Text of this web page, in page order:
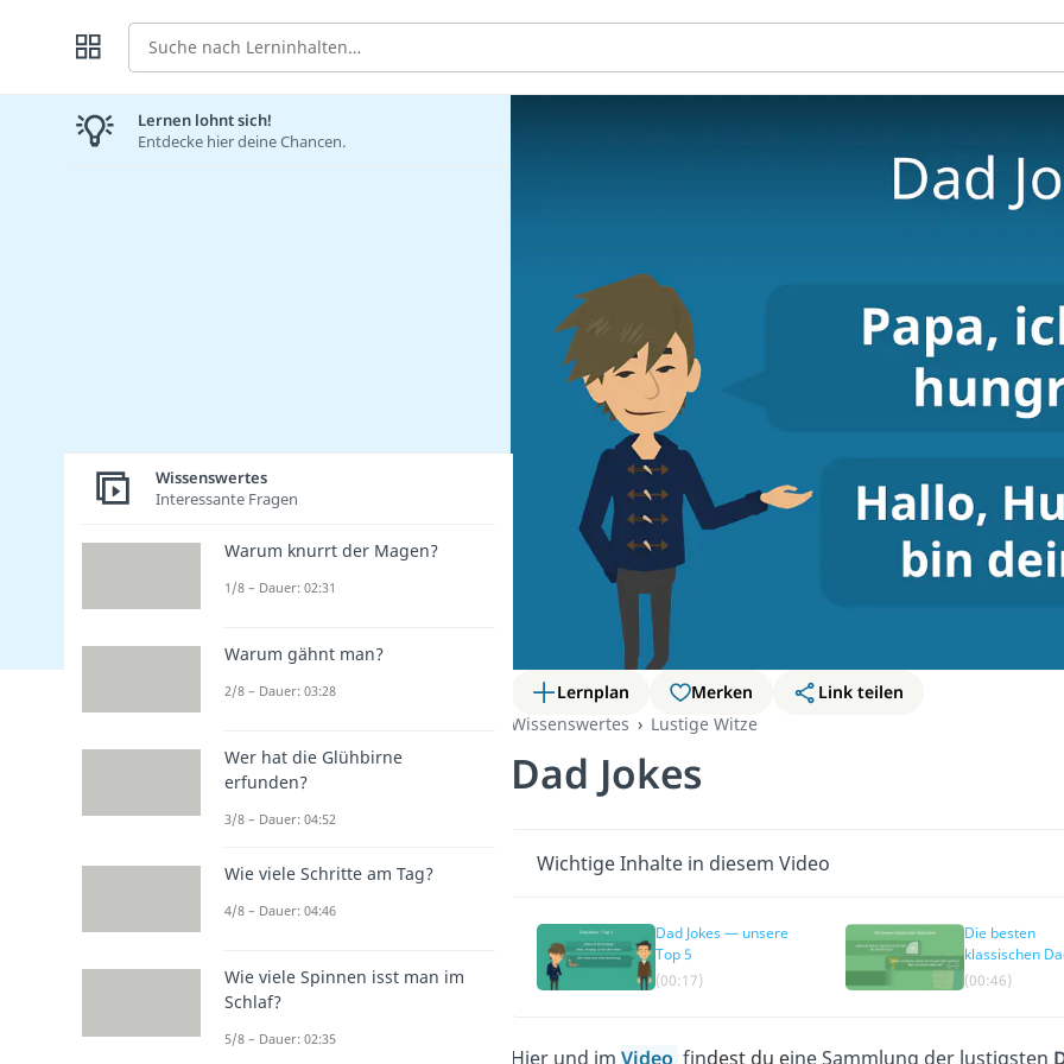
Suche
Lernplan Merken
Link teilen
Wissenswertes
Lustige Witze
Dad Jokes
Wichtige Inhalte in diesem Video
Dad Jokes — unsere
Top 5
(00:17)
Die besten
klassischen
Jokes
(00:46)
Hier und im Video findest du eine Sammlung der lustigsten
Lernen lohnt sich!
Entdecke hier deine Chancen.
Wissenswertes
Interessante Fragen
Warum knurrt der Magen?
1/8 – Dauer: 02:31
Warum gähnt man?
2/8 – Dauer: 03:28
Wer hat die Glühbirne
erfunden?
3/8 – Dauer: 04:52
Wie viele Schritte am Tag?
4/8 – Dauer: 04:46
Wie viele Spinnen isst man im
Schlaf?
5/8 – Dauer: 02:35